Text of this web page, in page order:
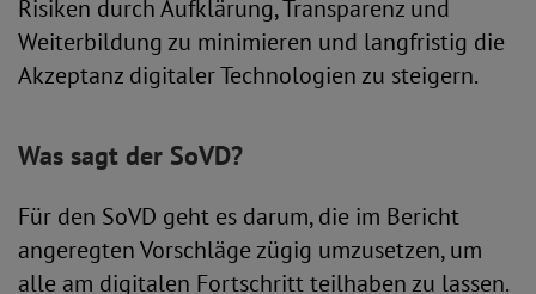
Risiken durch Aufklärung, Transparenz und
Weiterbildung zu minimieren und langfristig die
Akzeptanz digitaler Technologien zu steigern.
Was sagt der SoVD?
Für den SoVD geht es darum, die im Bericht
angeregten Vorschläge zügig umzusetzen, um
alle am digitalen Fortschritt teilhaben zu lassen.